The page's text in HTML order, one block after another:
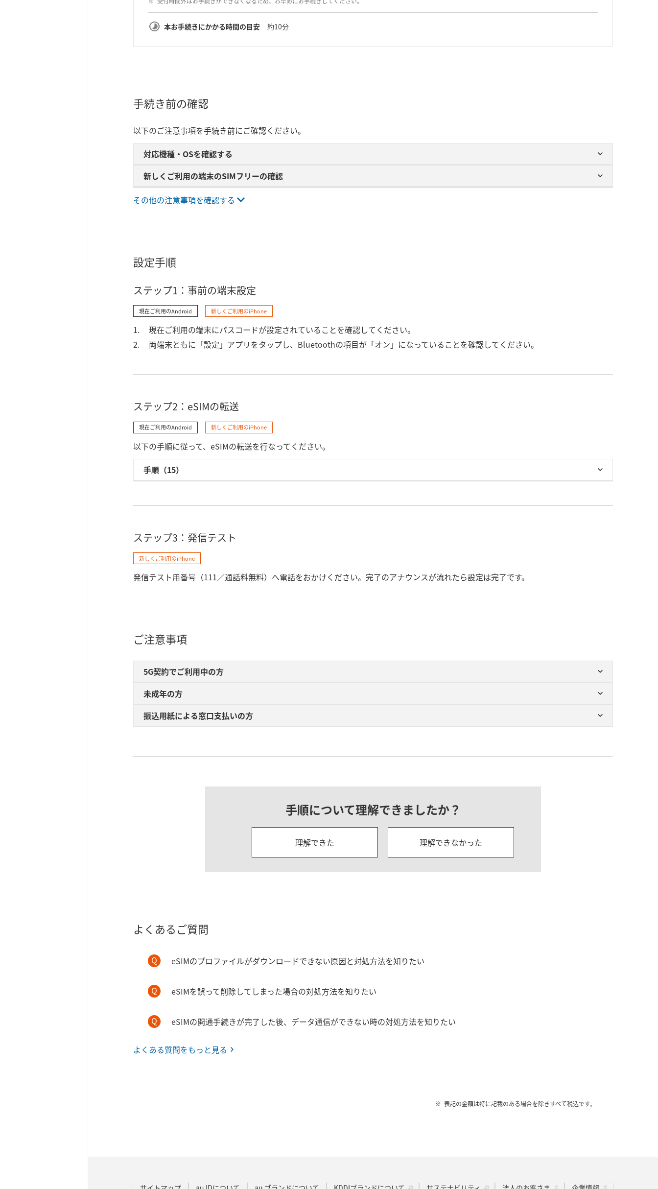
本お手続きにかかる時間の目安 約10分
手続き前の確認
以下のご注意事項を手続き前にご確認ください。
対応機種・OSを確認する
新しくご利用の端末のSIMフリーの確認
その他の注意事項を確認する
設定手順
ステップ1：事前の​端末設定
現在ご利用のAndroid 新しくご利用のiPhone
現在ご利用の端末にパスコードが設定されていることを確認してください。
両端末ともに「設定」アプリをタップし、Bluetoothの項目が「オン」になっていることを確認してください。
ステップ2：eSIMの​転送
現在ご利用のAndroid 新しくご利用のiPhone
以下の手順に従って、eSIMの転送を行なってください。
手順（15）
ステップ3：発信テスト
新しくご利用のiPhone
発信テスト用番号（111／通話料無料）へ電話をおかけください。完了のアナウンスが流れたら設定は完了です。
ご注意事項
5G契約でご利用中の方
未成年の方
振込用紙に​よる​窓口支払いの​方​
手順について理解できましたか？
理解できた 理解できなかった
よくあるご質問
eSIMのプロファイルがダウンロードできない原因と対処方法を知りたい
eSIMを誤って削除してしまった場合の対処方法を知りたい
eSIMの開通手続きが完了した後、データ通信ができない時の対処方法を知りたい
よくある質問をもっと見る
表記の金額は特に記載のある場合を除きすべて税込です。